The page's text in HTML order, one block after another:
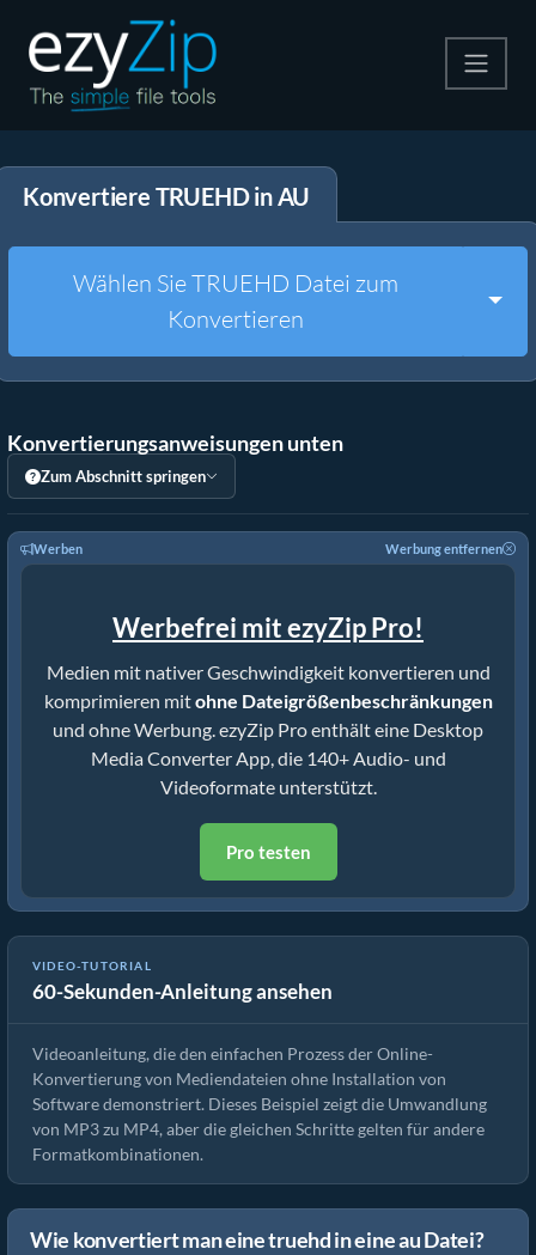
Entpacken
Konvertiere TRUEHD in AU
Wählen Sie TRUEHD Datei zum
Konvertieren
Konvertierungsanweisungen unten
Zum Abschnitt springen
Werben Werbung entfernen
Werbefrei mit ezyZip Pro!
Medien mit nativer Geschwindigkeit konvertieren und
komprimieren mitohne Dateigrößenbeschränkungen
und ohne Werbung. ezyZip Pro enthält eine Desktop
Media Converter App, die 140+ Audio- und
Videoformate unterstützt.
Pro testen
VIDEO-TUTORIAL
60-Sekunden-Anleitung ansehen
Wie man Mediendateien konvertiert
Videoanleitung, die den einfachen Prozess der Online-
Konvertierung von Mediendateien ohne Installation von
Software demonstriert. Dieses Beispiel zeigt die Umwandlung
von MP3 zu MP4, aber die gleichen Schritte gelten für andere
Formatkombinationen.
Wie konvertiert man eine truehd in eine au Datei?